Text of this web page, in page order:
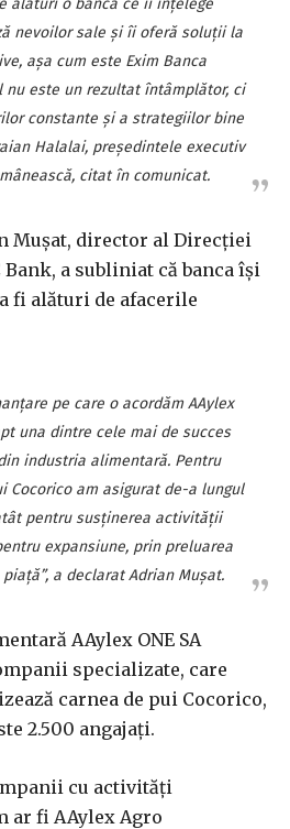
nevoilor sale şi îi oferă soluţii la
aşa cum este Exim Banca
nu este un rezultat întâmplător, ci
constante şi a strategiilor bine
Halalai, preşedintele executiv
citat în comunicat.
Muşat, director al Direcţiei
a subliniat că banca îşi
fi alături de afacerile
pe care o acordăm AAylex
una dintre cele mai de succes
industria alimentară. Pentru
Cocorico am asigurat de-a lungul
pentru susţinerea activităţii
expansiune, prin preluarea
a declarat Adrian Muşat.
AAylex ONE SA
specializate, care
carnea de pui Cocorico,
2.500 angajaţi.
cu activităţi
ar fi AAylex Agro